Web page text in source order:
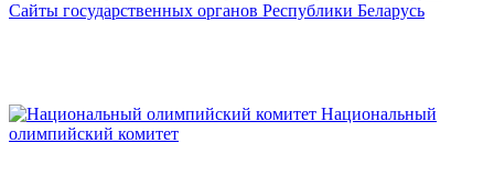
Сайты государственных органов Республики Беларусь
Национальный
олимпийский комитет